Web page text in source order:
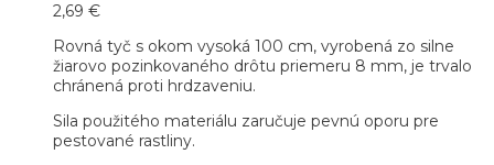
2,69 €
Rovná tyč s okom vysoká 100 cm, vyrobená zo silne
žiarovo pozinkovaného drôtu priemeru 8 mm, je trvalo
chránená proti hrdzaveniu.
Sila použitého materiálu zaručuje pevnú oporu pre
pestované rastliny.